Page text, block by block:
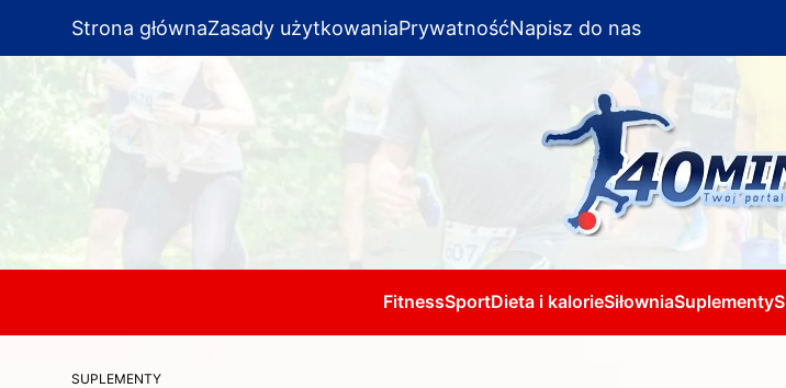
Strona głównaZasady użytkowaniaPrywatnośćNapisz do nas
FitnessSportDieta i kalorieSiłowniaSuplementy
SUPLEMENTY